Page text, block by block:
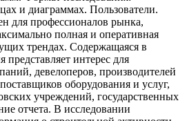
и диаграммах. Пользователи.
для профессионалов рынка,
полная и оперативная
трендах. Содержащаяся в
представляет интерес для
девелоперов, производителей
оборудования и услуг,
учреждений, государственных
отчета. В исследовании